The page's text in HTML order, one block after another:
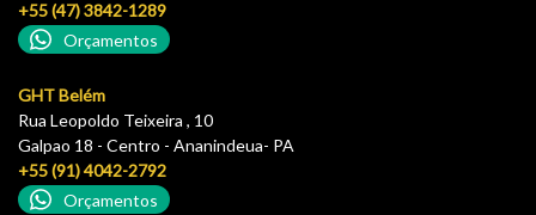
+55 (47) 3842-1289
Orçamentos
GHT Belém
Rua Leopoldo Teixeira , 10
Galpao 18 - Centro - Ananindeua- PA
+55 (91) 4042-2792
Orçamentos